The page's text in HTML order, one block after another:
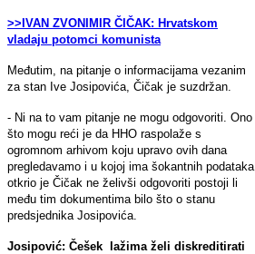
>>IVAN ZVONIMIR ČIČAK: Hrvatskom
vladaju potomci komunista
Međutim, na pitanje o informacijama vezanim
za stan Ive Josipovića, Čičak je suzdržan.
- Ni na to vam pitanje ne mogu odgovoriti. Ono
što mogu reći je da HHO raspolaže s
ogromnom arhivom koju upravo ovih dana
pregledavamo i u kojoj ima šokantnih podataka,
otkrio je Čičak ne želivši odgovoriti postoji li
među tim dokumentima bilo što o stanu
predsjednika Josipovića.
Josipović: Češek lažima želi diskreditirati